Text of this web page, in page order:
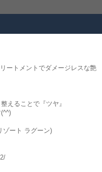
ートメントでダメージレスな艶
えることで『ツヤ』
ート ラグーン)